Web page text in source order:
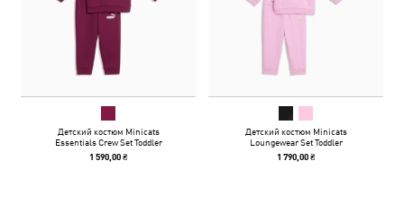
Детский костюм Minicats
Essentials Crew Set Toddler
1 590,00 ₴
Детский костюм Minicats
Loungewear Set Toddler
1 790,00 ₴